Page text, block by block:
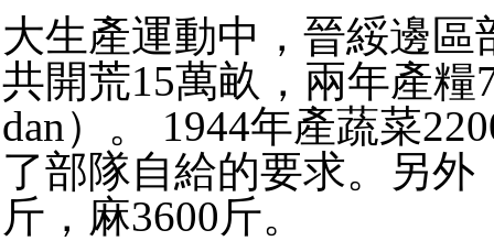
大生產運動中，晉綏邊區
共開荒15萬畝，兩年產糧
dan）。 1944年產蔬菜
了部隊自給的要求。另外
斤，麻3600斤。